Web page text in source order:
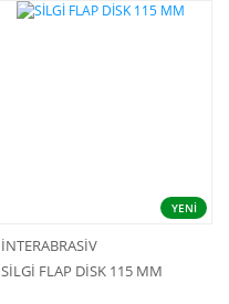
YENİ
İNTERABRASİV
SİLGİ FLAP DİSK 115 MM